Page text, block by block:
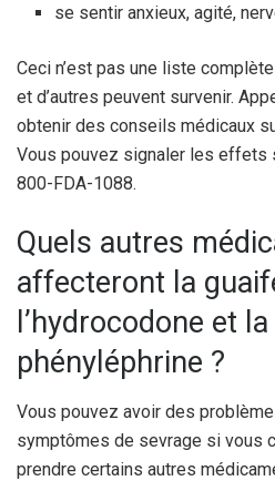
se sentir anxieux, agité,
Ceci n’est pas une liste
et d’autres peuvent survenir.
obtenir des conseils médicaux
Vous pouvez signaler les effets
800-FDA-1088.
Quels autres
affecteront la
l’hydrocodone et la
phényléphrine ?
Vous pouvez avoir des
symptômes de sevrage si vous
prendre certains autres